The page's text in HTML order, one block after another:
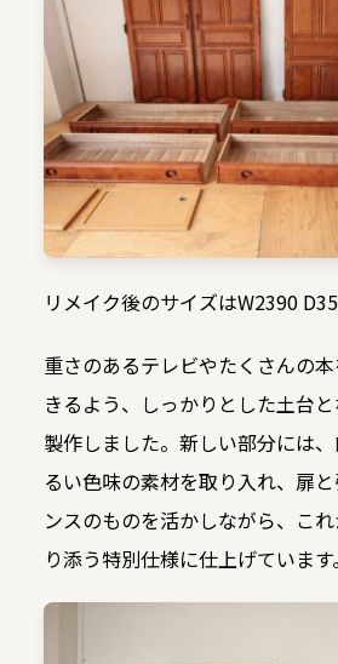
リメイク後のサイズはW2390
重さのあるテレビやたくさんの
きるよう、しっかりとした土台
製作しました。新しい部分には
るい色味の素材を取り入れ、扉
ンスのものを活かしながら、こ
り添う特別仕様に仕上げています。